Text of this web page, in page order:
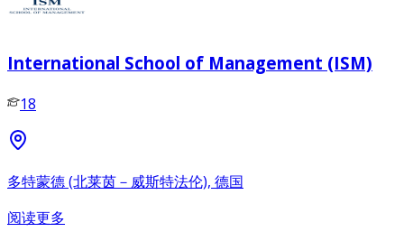
International School of Management (ISM)
18
多特蒙德 (北莱茵－威斯特法伦), 德国
阅读更多